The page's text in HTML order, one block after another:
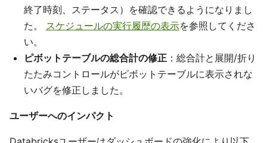
終了時刻、ステータス）を確認できるようになりまし
た。 スケジュールの実行履歴の表示を参照してくださ
い。
ピボットテーブルの総合計の修正 ：総合計と展開/折り
たたみコントロールがピボットテーブルに表示されな
いバグを修正しました。
ユーザーへのインパクト